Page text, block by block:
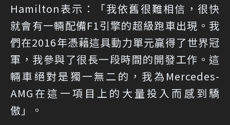
Hamilton表示：「我依舊很難相信，很快
就會有一輛配備F1引擎的超級跑車出現。我
們在2016年憑藉這具動力單元贏得了世界冠
軍，我參與了很長一段時間的開發工作。這
輛車絕對是獨一無二的，我為Mercedes-
AMG在這一項目上的大量投入而感到驕
傲」。